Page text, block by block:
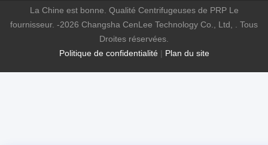
Politique de confidentialité| Plan du site
La Chine est bonne. Qualité Centrifugeuses de PRP Le
fournisseur. -2026 Changsha CenLee Technology Co., Ltd, . Tous
Droites réservées.